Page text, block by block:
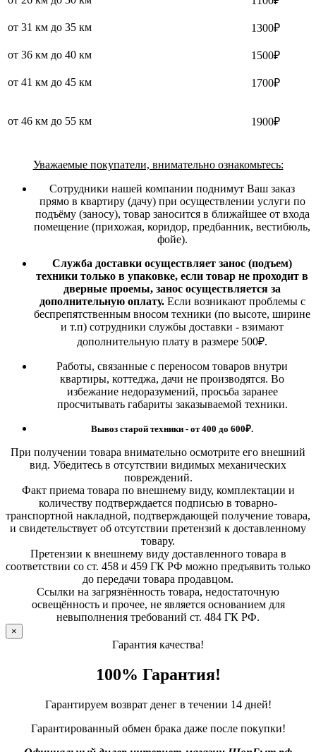
от 31 км до 35 км 1300₽
от 36 км до 40 км 1500₽
от 41 км до 45 км 1700₽
от 46 км до 55 км 1900₽
Уважаемые покупатели, внимательно ознакомьтесь:
Сотрудники нашей компании поднимут Ваш заказ
прямо в квартиру (дачу) при осуществлении услуги по
подъёму (заносу), товар заносится в ближайшее от входа
помещение (прихожая, коридор, предбанник, вестибюль,
фойе).
Служба доставки осуществляет занос (подъем)
техники только в упаковке, если товар не проходит в
дверные проемы, занос осуществляется за
дополнительную оплату. Если возникают проблемы с
беспрепятственным вносом техники (по высоте, ширине
и т.п) сотрудники службы доставки - взимают
дополнительную плату в размере 500₽.
Работы, связанные с переносом товаров внутри
квартиры, коттеджа, дачи не производятся. Во
избежание недоразумений, просьба заранее
просчитывать габариты заказываемой техники.
Вывоз старой техники - от 400 до 600₽.
При получении товара внимательно осмотрите его внешний
вид. Убедитесь в отсутствии видимых механических
повреждений.
Факт приема товара по внешнему виду, комплектации и
количеству подтверждается подписью в товарно-
транспортной накладной, подтверждающей получение товара,
и свидетельствует об отсутствии претензий к доставленному
товару.
Претензии к внешнему виду доставленного товара в
соответствии со ст. 458 и 459 ГК РФ можно предъявить только
до передачи товара продавцом.
Ссылки на загрязнённость товара, недостаточную
освещённость и прочее, не является основанием для
невыполнения требований ст. 484 ГК РФ.
×
Гарантия качества!
100% Гарантия!
Гарантируем возврат денег в течении 14 дней!
Гарантированный обмен брака даже после покупки!